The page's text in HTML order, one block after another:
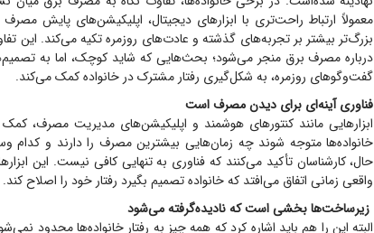
معمولاً ارتباط راحت‌تری با ابزار‌های دیجیتال، اپلیکیشن‌های پایش
بزرگ‌تر بیشتر بر تجربه‌های گذشته و عادت‌های روزمره تکیه می‌کند. این
درباره مصرف برق منجر می‌شود؛ بحث‌هایی که شاید کوچک، اما به
گفت‌و‌گو‌های روزمره، به شکل‌گیری رفتار مشترک در خانواده کمک می‌کند.
فناوری آینه‌ای برای دیدن مصرف است
ابزار‌هایی مانند کنتور‌های هوشمند و اپلیکیشن‌های مدیریت مصرف،
خانواده‌ها متوجه شوند چه زمان‌هایی بیشترین مصرف را دارند و کدام
حال، کارشناسان تأکید می‌کنند که فناوری به تنهایی کافی نیست. این
واقعی زمانی اتفاق می‌افتد که خانواده تصمیم بگیرد رفتار خود را اصلاح کند.
زیرساخت‌ها بخشی است که نادیده‌گرفته می‌شود
البته این را هم باید اشاره کرد که همه چیز به رفتار خانواده‌ها محدود